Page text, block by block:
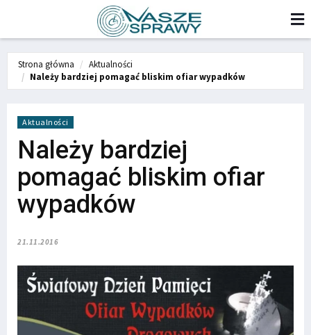
Strona główna
Aktualności
Należy bardziej pomagać bliskim ofiar wypadków
Aktualności
Należy bardziej
pomagać bliskim ofiar
wypadków
21.11.2016